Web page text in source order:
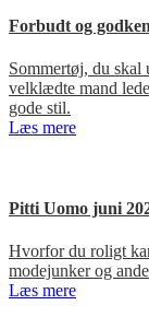
Forbudt og
Sommertøj, du skal
velklædte mand
gode stil.
Læs mere
Pitti Uomo juni
Hvorfor du roligt
modejunker og
Læs mere